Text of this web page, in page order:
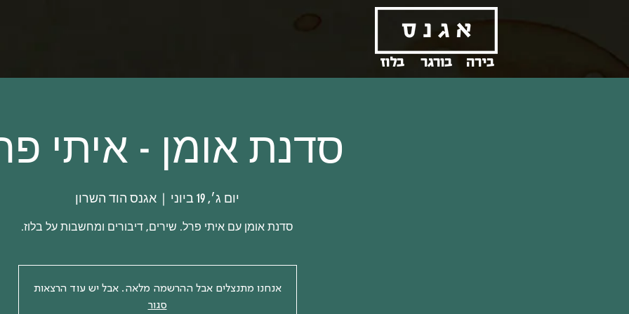
בלוז בורגר בירה
סדנת אומן - איתי
יום ג׳, 19 ביוני
  |
אגנס הוד השרון
סדנת אומן עם איתי פרל. שירים, דיבורים ומחשבות על בלוז.
אנחנו מתנצלים אבל ההרשמה מלאה. אבל יש עוד הרצאות
סגור